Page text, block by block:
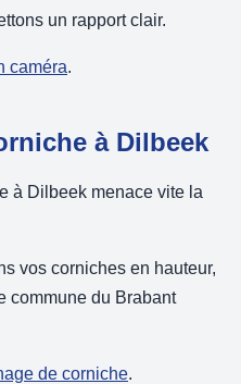
un rapport clair.
caméra.
à Dilbeek
à Dilbeek menace vite la
vos corniches en hauteur,
commune du Brabant
de corniche.